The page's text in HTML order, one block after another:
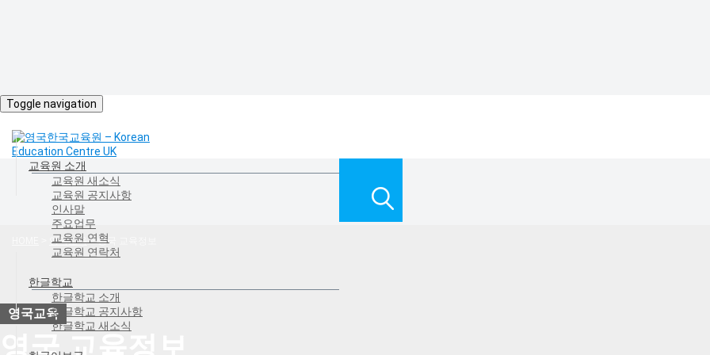
Toggle navigation
교육원 소개
교육원 새소식
교육원 공지사항
인사말
주요업무
교육원 연혁
교육원 연락처
한글학교
한글학교 소개
한글학교 공지사항
한글학교 새소식
영국교육>영국 교육정보
영국 교육정보